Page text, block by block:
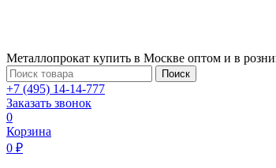
Металлопрокат купить в Москве оптом и в
Поиск
+7 (495) 14-14-777
Заказать звонок
0
Корзина
0 ₽